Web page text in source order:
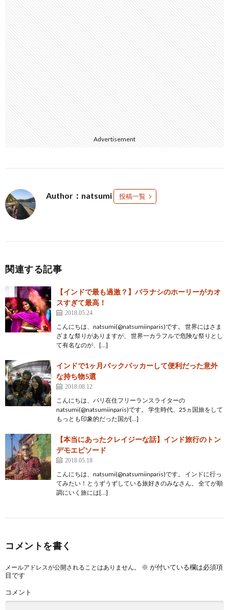
Advertisement
Author：natsumi 投稿一覧
関連する記事
【インドで最も過激？】バラナシのホーリーがカオ
スすぎて最高！
2018.05.24
こんにちは、natsumi(@natsumiinparis)です。 世界にはさま
ざまな祭りがありますが、 世界一カラフルで危険な祭りとし
て有名なのが、[…]
インドで1ヶ月バックパッカーして便利だった意外
な持ち物5選
2018.08.12
こんにちは、パリ在住フリーランスライターの
natsumi(@natsumiinparis)です。 学生時代、25ヵ国旅をして
もっとも印象的だった国が[…]
【本当にあったクレイジーな話】インド旅行のトン
デモエピソード
2018.05.18
こんにちは、natsumi(@natsumiinparis)です。 インドに行っ
てみたい！とうずうずしている旅好きのみなさん。 全てが順
調にいく旅には[…]
コメントを書く
メールアドレスが公開されることはありません。 ※ が付いている欄は必須項
目です
コメント